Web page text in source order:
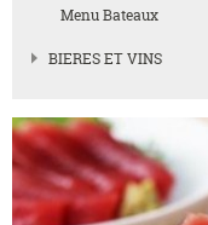
Menu Bateaux
BIERES ET VINS